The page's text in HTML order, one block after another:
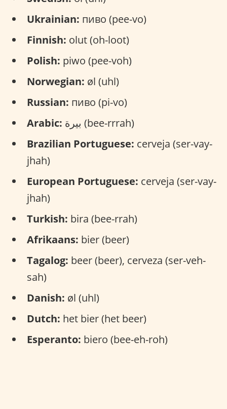
Ukrainian: пиво (pee-vo)
Finnish: olut (oh-loot)
Polish: piwo (pee-voh)
Norwegian: øl (uhl)
Russian: пиво (pi-vo)
Arabic:
بيرة (bee-rrrah)
Brazilian Portuguese: cerveja (ser-vay-
jhah)
European Portuguese: cerveja (ser-vay-
jhah)
Turkish: bira (bee-rrah)
Afrikaans: bier (beer)
Tagalog: beer (beer), cerveza (ser-veh-
sah)
Danish: øl (uhl)
Dutch: het bier (het beer)
Esperanto: biero (bee-eh-roh)